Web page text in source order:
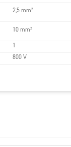
2,5 mm²
10 mm²
1
800 V